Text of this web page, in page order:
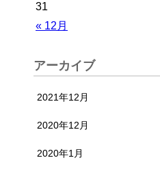
« 12月
31
アーカイブ
2021年12月
2020年12月
2020年1月